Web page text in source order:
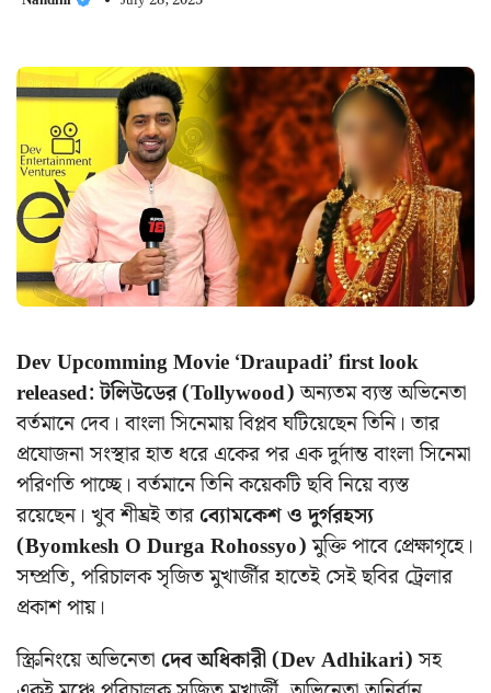
Dev Upcomming Movie ‘Draupadi’ first look
released:টলিউডের (Tollywood)অন্যতম ব্যস্ত অভিনেতা
বর্তমানে দেব। বাংলা সিনেমায় বিপ্লব ঘটিয়েছেন তিনি। তার
প্রযোজনা সংস্থার হাত ধরে একের পর এক দুর্দান্ত বাংলা সিনেমা
পরিণতি পাচ্ছে। বর্তমানে তিনি কয়েকটি ছবি নিয়ে ব্যস্ত
রয়েছেন। খুব শীঘ্রই তারব্যোমকেশ ও দুর্গরহস্য
(Byomkesh O Durga Rohossyo)মুক্তি পাবে প্রেক্ষাগৃহে।
সম্প্রতি, পরিচালক সৃজিত মুখার্জীর হাতেই সেই ছবির ট্রেলার
প্রকাশ পায়।
স্ক্রিনিংয়ে অভিনেতাদেব অধিকারী (Dev Adhikari)সহ